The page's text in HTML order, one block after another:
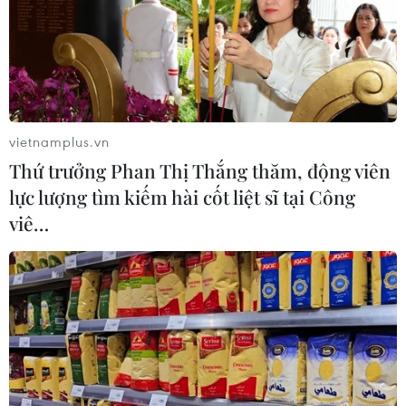
TIN CÙNG CHUYÊN MỤC
Tổng Bí thư, Chủ tịch nước Tô Lâm
lên đường thăm cấp Nhà nước
vietnamplus.vn
Thứ trưởng Phan Thị Thắng thăm, động viên
lực lượng tìm kiếm hài cốt liệt sĩ tại Công
viê…